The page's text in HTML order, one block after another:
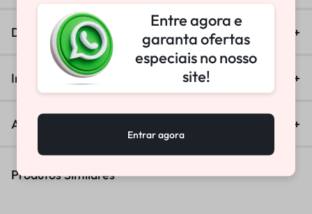
Descrição
Informação adicional
Avaliações (0)
Produtos Similares
Entre agora e
garanta ofertas
especiais no nosso
site!
Entrar agora